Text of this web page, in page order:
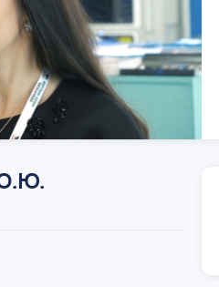
Хабаровск
конференция
Экосистема в
медицине»
04 сентября